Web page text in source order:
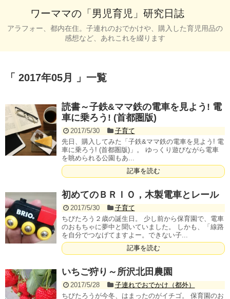
ワーママの「男児育児」研究日誌
アラフォー、都内在住。子連れのおでかけや、購入した育児用品の
感想など、あれこれを綴ります
「 2017年05月 」一覧
読書～子鉄&ママ鉄の電車を見よう! 電
車に乗ろう! (首都圏版)
2017/5/30
子育て
先日、購入してみた「子鉄&ママ鉄の電車を見よう! 電
車に乗ろう! (首都圏版)」。 ゆっくり遊びながら電車
を眺められる公園もあ...
記事を読む
初めてのＢＲＩＯ，木製電車とレール
2017/5/30
子育て
ちびたろう２歳の誕生日。 少し前から保育園で、電車
のおもちゃに夢中と聞いていました。 しかも、「線路
を自分でつなげてますよー。できない子...
記事を読む
いちご狩り～所沢北田農園
2017/5/28
子連れでおでかけ（都外）
ちびたろうが今冬、はまったのがイチゴ。 保育園のお